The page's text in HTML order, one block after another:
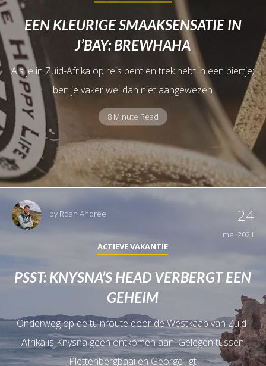
EEN KLEURIGE SMAAKSENSATIE IN
J’BAY: BREWHAHA
Als je in Zuid-Afrika op reis bent en trek hebt in een biertje;
ben je vaker wel dan niet aangewezen
8 Minute Read
by Roan Andree 24
mei 2021
ACTIEVE VAKANTIE
PSST: KNYSNA’S HEAD VERBERGT EEN
GEHEIM
Onderweg op de tuinroute door de Westkaap van Zuid-
Afrika is Knysna geen ontkomen aan. Gelegen tussen
Plettenbergbaai en George ligt